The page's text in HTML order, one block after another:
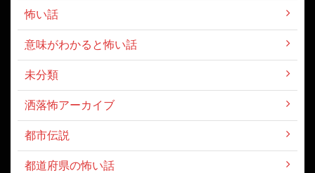
怖い話
意味がわかると怖い話
未分類
洒落怖アーカイブ
都市伝説
都道府県の怖い話